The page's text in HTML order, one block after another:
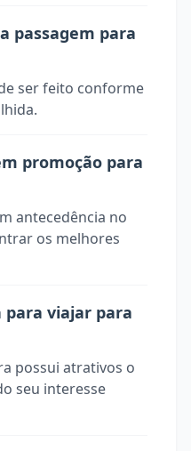
passagem para
ser feito conforme
promoção para
antecedência no
os melhores
para viajar para
possui atrativos o
seu interesse